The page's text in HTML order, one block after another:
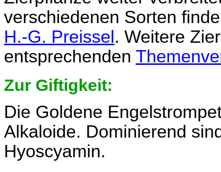
verschiedenen Sorten
H.-G. Preissel . Weitere
entsprechenden
Zur Giftigkeit:
Die Goldene
Alkaloide. Dominierend
Hyoscyamin.